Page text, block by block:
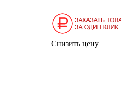
Снизить цену